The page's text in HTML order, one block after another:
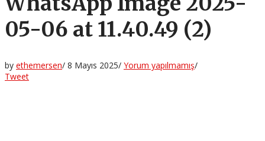
05-06 at 11.40.49 (2)
by ethemersen/ 8 Mayıs 2025/ Yorum yapılmamış/
Tweet